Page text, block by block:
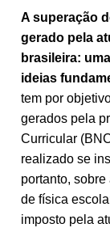
A superação
gerado pela
brasileira:
ideias
tem por
gerados pela
Curricular
realizado se
portanto,
de física
imposto pela